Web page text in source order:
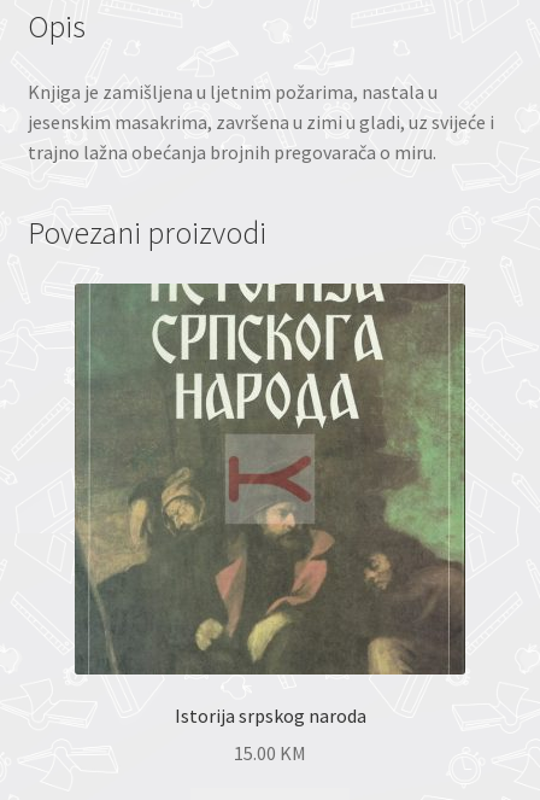
Opis
Knjiga je zamišljena u ljetnim požarima, nastala u
jesenskim masakrima, završena u zimi u gladi, uz svijeće i
trajno lažna obećanja brojnih pregovarača o miru.
Povezani proizvodi
Istorija srpskog naroda
15.00 KM